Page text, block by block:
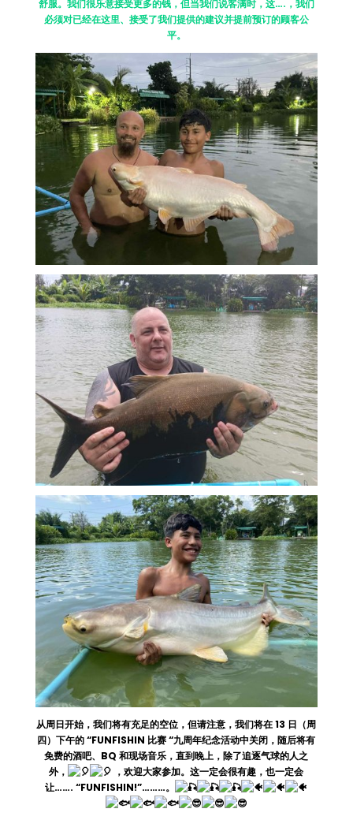
舒服。我们很乐意接受更多的钱，但当我们说客满时，这….，我们
必须对已经在这里、接受了我们提供的建议并提前预订的顾客公
平。
从周日开始，我们将有充足的空位，但请注意，我们将在 13 日（周
四）下午的 “FUNFISHIN 比赛 “九周年纪念活动中关闭，随后将有
免费的酒吧、BQ 和现场音乐，直到晚上，除了追逐气球的人之
外，
，欢迎大家参加。这一定会很有趣，也一定会
让……. “FUNFISHIN!”………。